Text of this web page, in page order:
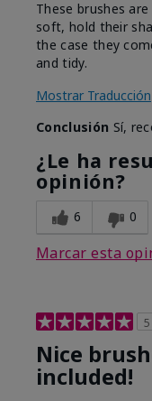
These brushes
soft, hold their
the case they
and tidy.
Mostrar Traducción
Conclusión Sí,
¿Le ha
opinión?
6 0
Marcar esta
5
Nice
included!